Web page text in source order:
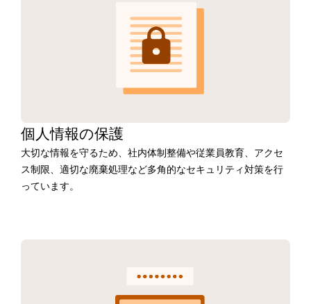
個人情報の保護
大切な情報を守るため、社内体制整備や従業員教育、アクセ
ス制限、適切な廃棄処理など多角的なセキュリティ対策を行
っています。